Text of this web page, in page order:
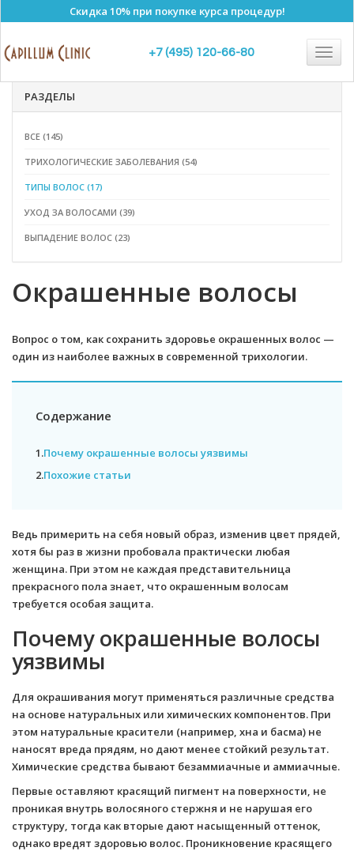
Скидка 10% при покупке курса процедур!
+7 (495) 120-66-80
Полезные статьи
РАЗДЕЛЫ
ВСЕ (145)
ТРИХОЛОГИЧЕСКИЕ ЗАБОЛЕВАНИЯ (54)
ТИПЫ ВОЛОС (17)
УХОД ЗА ВОЛОСАМИ (39)
ВЫПАДЕНИЕ ВОЛОС (23)
Окрашенные волосы
Вопрос о том, как сохранить здоровье окрашенных волос —
один из наиболее важных в современной трихологии.
Содержание
1.Почему окрашенные волосы уязвимы
2.Похожие статьи
Ведь примерить на себя новый образ, изменив цвет прядей,
хотя бы раз в жизни пробовала практически любая
женщина. При этом не каждая представительница
прекрасного пола знает, что окрашенным волосам
требуется особая защита.
Почему окрашенные волосы
уязвимы
Для окрашивания могут применяться различные средства
на основе натуральных или химических компонентов. При
этом натуральные красители (например, хна и басма) не
наносят вреда прядям, но дают менее стойкий результат.
Химические средства бывают безаммиачные и аммиачные.
Первые оставляют красящий пигмент на поверхности, не
проникая внутрь волосяного стержня и не нарушая его
структуру, тогда как вторые дают насыщенный оттенок,
однако вредят здоровью волос. Проникновение красящего